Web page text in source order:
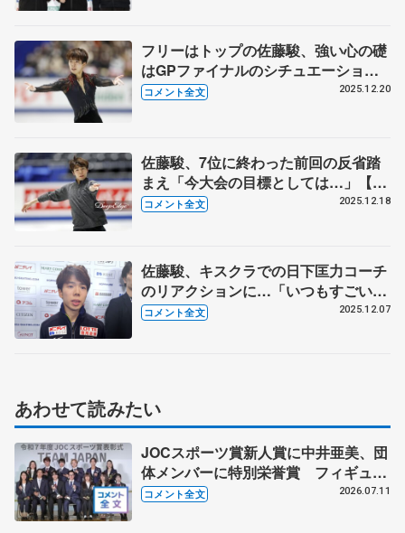
ア男子メダリスト会見】
フリーはトップの佐藤駿、強い心の礎
はGPファイナルのシチュエーション
「330点の後に比べたら…」【全日本
コメント全文 2025.12.20
佐藤駿、7位に終わった前回の反省踏
まえ「今大会の目標としては…」【全
日本フィギュア前日練習】
コメント全文 2025.12.18
佐藤駿、キスクラでの日下匡力コーチ
のリアクションに…「いつもすごい大
きいですけど、今大会はオーバーなく
コメント全文 2025.12.07
あわせて読みたい
JOCスポーツ賞新人賞に中井亜美、団
体メンバーに特別栄誉賞 フィギュア
スケートに別のスポーツを組み合わせ
コメント全文 2026.07.11